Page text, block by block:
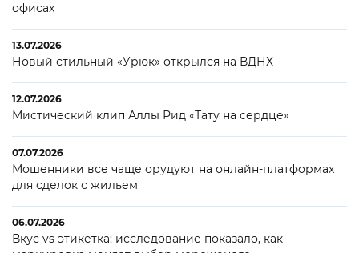
офисах
13.07.2026
Новый стильный «Урюк» открылся на ВДНХ
12.07.2026
Мистический клип Аллы Рид «Тату на сердце»
07.07.2026
Мошенники все чаще орудуют на онлайн-платформах
для сделок с жильем
06.07.2026
Вкус vs этикетка: исследование показало, как